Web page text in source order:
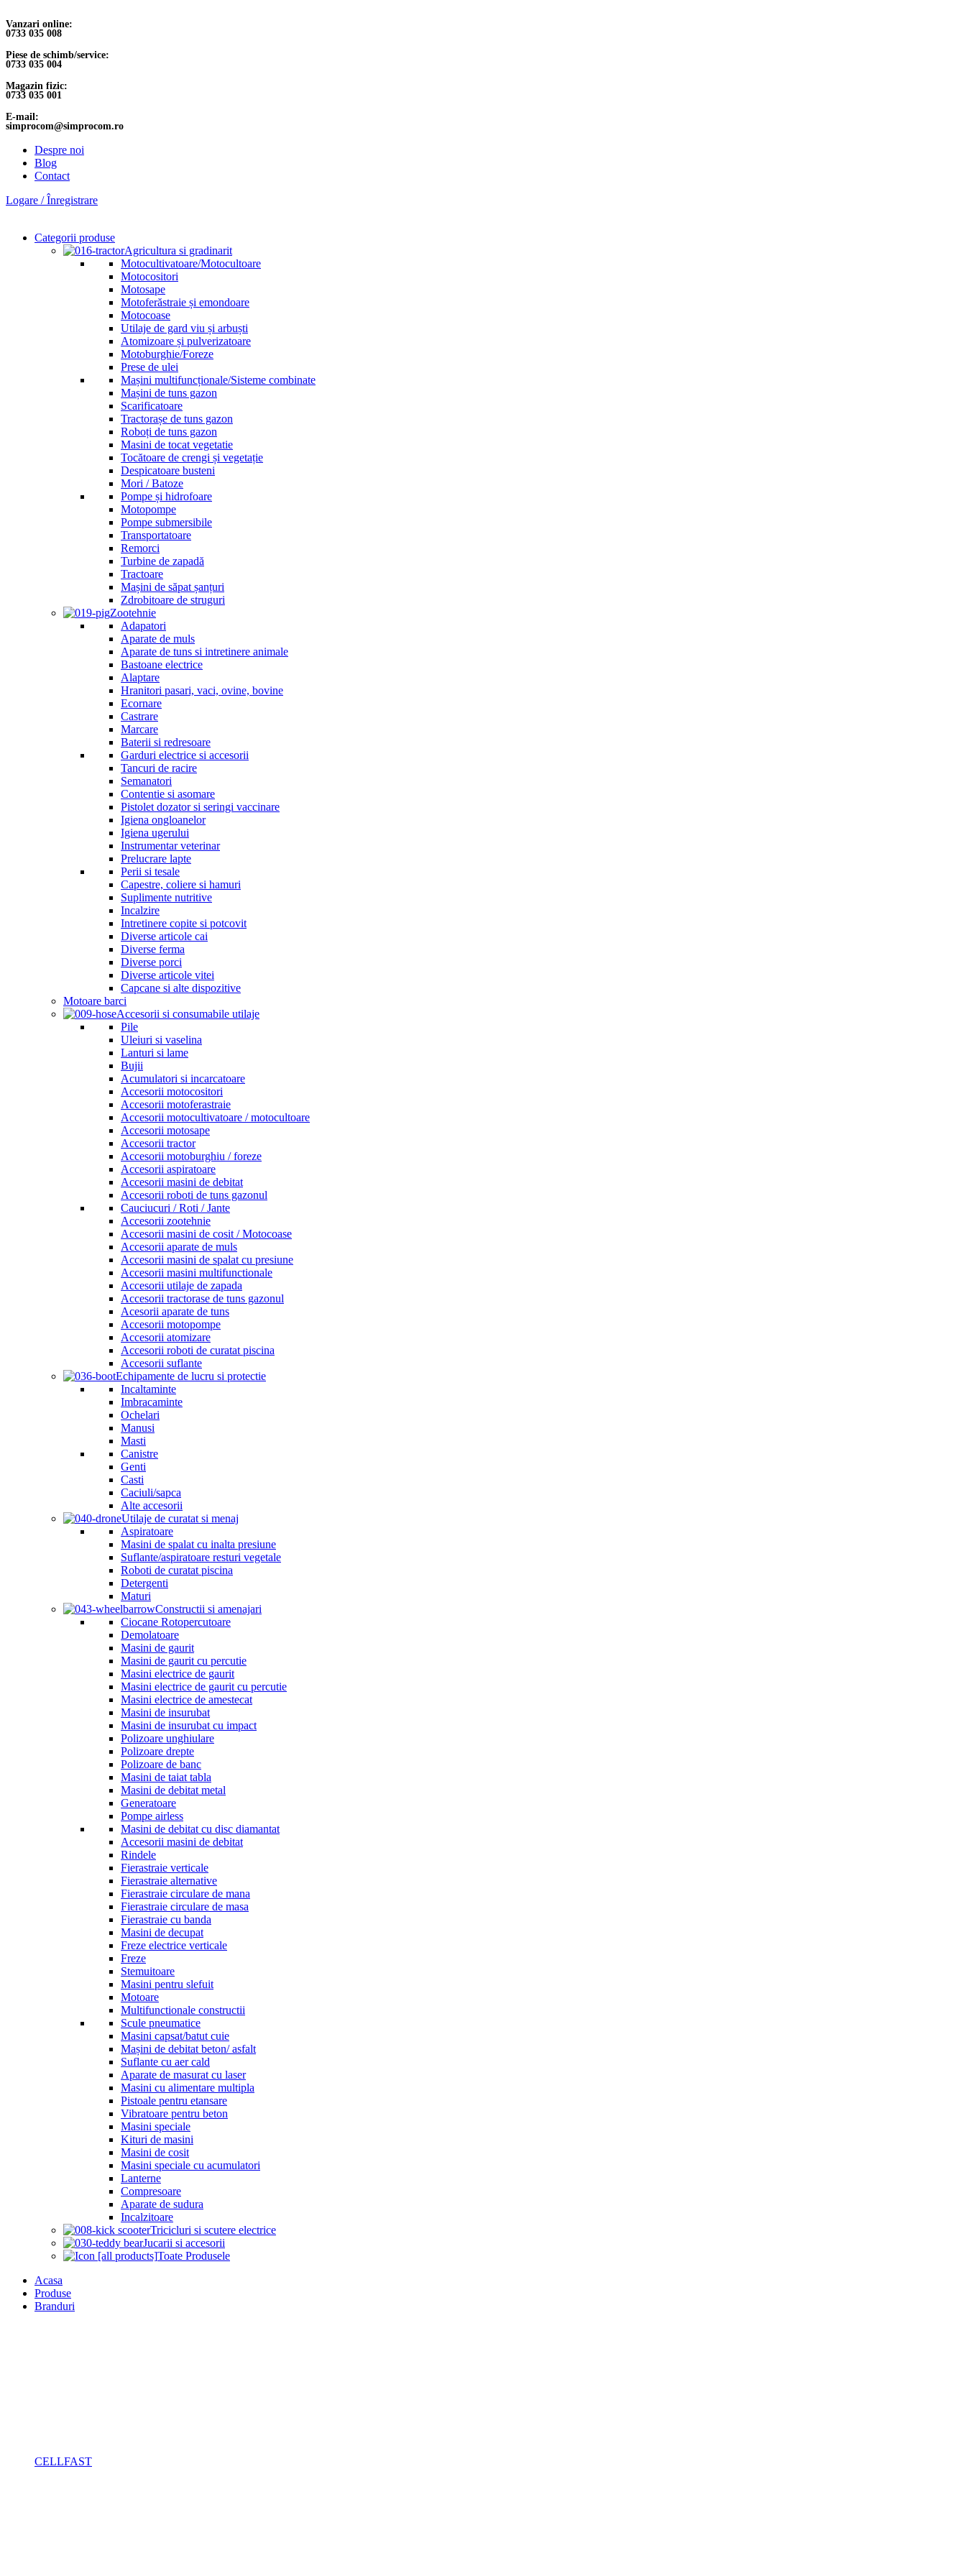
Vanzari online:
0733 035 008
Piese de schimb/service:
0733 035 004
Magazin fizic:
0733 035 001
E-mail:
simprocom@simprocom.ro
Despre noi
Blog
Contact
Logare / Înregistrare
Categorii produse
Agricultura si gradinarit
Motocultivatoare/Motocultoare
Motocositori
Motosape
Motoferăstraie și emondoare
Motocoase
Utilaje de gard viu și arbuști
Atomizoare și pulverizatoare
Motoburghie/Foreze
Prese de ulei
Mașini multifuncționale/Sisteme combinate
Mașini de tuns gazon
Scarificatoare
Tractorașe de tuns gazon
Roboți de tuns gazon
Masini de tocat vegetatie
Tocătoare de crengi și vegetație
Despicatoare busteni
Mori / Batoze
Pompe și hidrofoare
Motopompe
Pompe submersibile
Transportatoare
Remorci
Turbine de zapadă
Tractoare
Mașini de săpat șanțuri
Zdrobitoare de struguri
Zootehnie
Adapatori
Aparate de muls
Aparate de tuns si intretinere animale
Bastoane electrice
Alaptare
Hranitori pasari, vaci, ovine, bovine
Ecornare
Castrare
Marcare
Baterii si redresoare
Garduri electrice si accesorii
Tancuri de racire
Semanatori
Contentie si asomare
Pistolet dozator si seringi vaccinare
Igiena ongloanelor
Igiena ugerului
Instrumentar veterinar
Prelucrare lapte
Perii si tesale
Capestre, coliere si hamuri
Suplimente nutritive
Incalzire
Intretinere copite si potcovit
Diverse articole cai
Diverse ferma
Diverse porci
Diverse articole vitei
Capcane si alte dispozitive
Motoare barci
Accesorii si consumabile utilaje
Pile
Uleiuri si vaselina
Lanturi si lame
Bujii
Acumulatori si incarcatoare
Accesorii motocositori
Accesorii motoferastraie
Accesorii motocultivatoare / motocultoare
Accesorii motosape
Accesorii tractor
Accesorii motoburghiu / foreze
Accesorii aspiratoare
Accesorii masini de debitat
Accesorii roboti de tuns gazonul
Cauciucuri / Roti / Jante
Accesorii zootehnie
Accesorii masini de cosit / Motocoase
Accesorii aparate de muls
Accesorii masini de spalat cu presiune
Accesorii masini multifunctionale
Accesorii utilaje de zapada
Accesorii tractorase de tuns gazonul
Acesorii aparate de tuns
Accesorii motopompe
Accesorii atomizare
Accesorii roboti de curatat piscina
Accesorii suflante
Echipamente de lucru si protectie
Incaltaminte
Imbracaminte
Ochelari
Manusi
Masti
Canistre
Genti
Casti
Caciuli/sapca
Alte accesorii
Utilaje de curatat si menaj
Aspiratoare
Masini de spalat cu inalta presiune
Suflante/aspiratoare resturi vegetale
Roboti de curatat piscina
Detergenti
Maturi
Constructii si amenajari
Ciocane Rotopercutoare
Demolatoare
Masini de gaurit
Masini de gaurit cu percutie
Masini electrice de gaurit
Masini electrice de gaurit cu percutie
Masini electrice de amestecat
Masini de insurubat
Masini de insurubat cu impact
Polizoare unghiulare
Polizoare drepte
Polizoare de banc
Masini de taiat tabla
Masini de debitat metal
Generatoare
Pompe airless
Masini de debitat cu disc diamantat
Accesorii masini de debitat
Rindele
Fierastraie verticale
Fierastraie alternative
Fierastraie circulare de mana
Fierastraie circulare de masa
Fierastraie cu banda
Masini de decupat
Freze electrice verticale
Freze
Stemuitoare
Masini pentru slefuit
Motoare
Multifunctionale constructii
Scule pneumatice
Masini capsat/batut cuie
Mașini de debitat beton/ asfalt
Suflante cu aer cald
Aparate de masurat cu laser
Masini cu alimentare multipla
Pistoale pentru etansare
Vibratoare pentru beton
Masini speciale
Kituri de masini
Masini de cosit
Masini speciale cu acumulatori
Lanterne
Compresoare
Aparate de sudura
Incalzitoare
Tricicluri si scutere electrice
Jucarii si accesorii
Toate Produsele
Acasa
Produse
Branduri
CELLFAST